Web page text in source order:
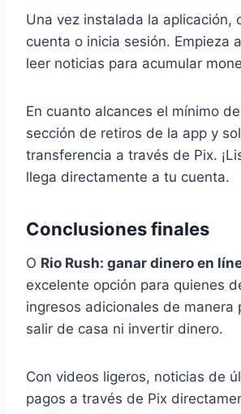
Una vez instalada la aplicación,
cuenta o inicia sesión. Empieza
leer noticias para acumular
En cuanto alcances el mínimo
sección de retiros de la app y
transferencia a través de Pix.
llega directamente a tu cuenta.
Conclusiones finales
O Rio Rush: ganar dinero en
excelente opción para quienes
ingresos adicionales de manera
salir de casa ni invertir dinero.
Con videos ligeros, noticias de
pagos a través de Pix